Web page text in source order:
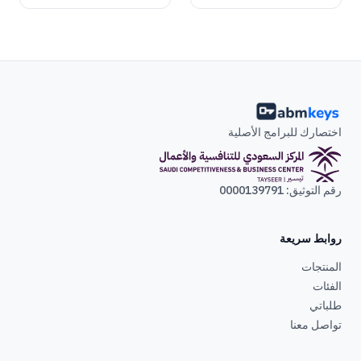
اختصارك للبرامج الأصلية
رقم التوثيق: 0000139791
روابط سريعة
المنتجات
الفئات
طلباتي
تواصل معنا